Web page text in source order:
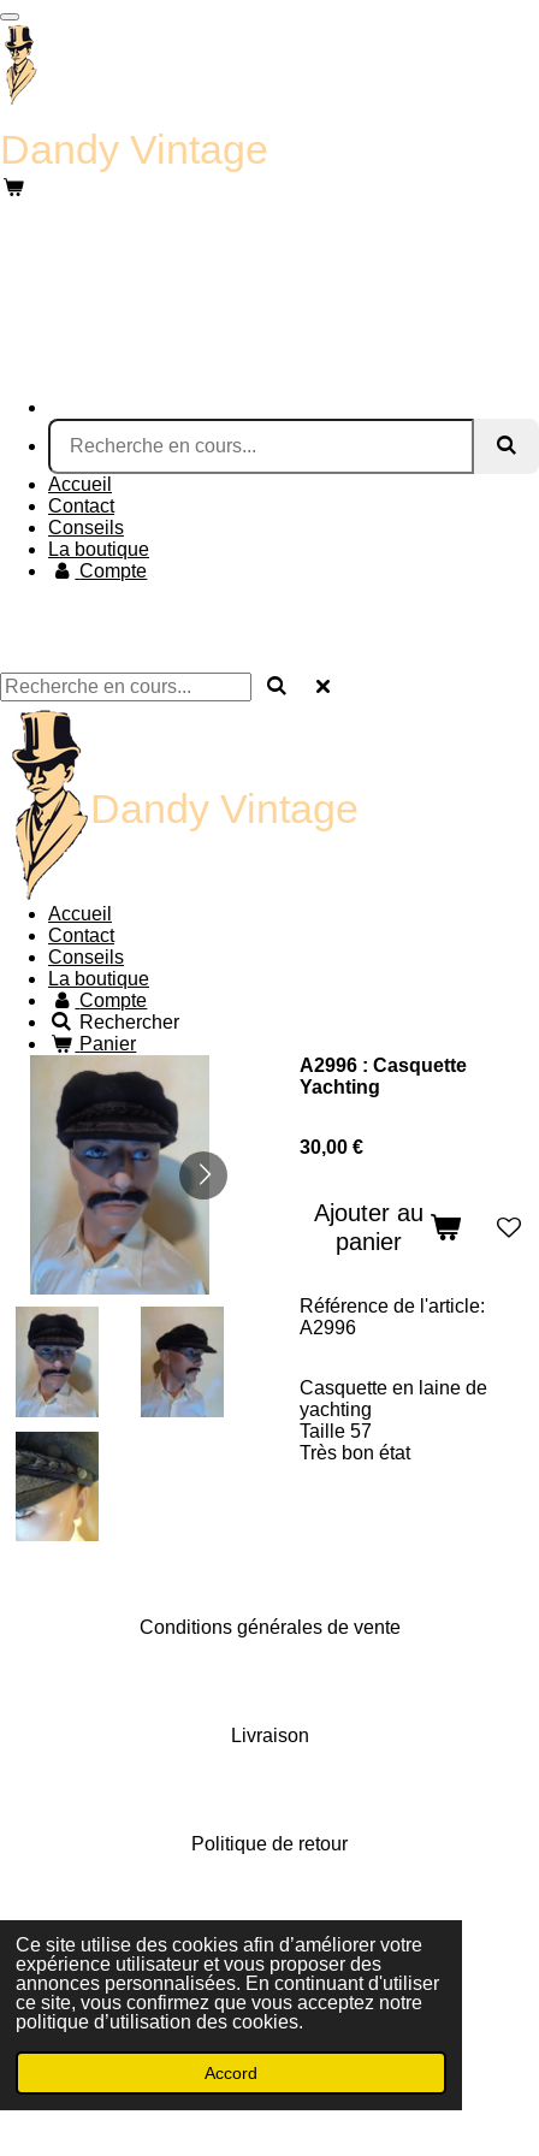
Ce site utilise des cookies afin d’améliorer votre
expérience utilisateur et vous proposer des
annonces personnalisées. En continuant d'utiliser
ce site, vous confirmez que vous acceptez notre
politique d’utilisation des cookies.
Accord
Passer
au
contenu
principal
Dandy Vintage
Accueil
Contact
Conseils
La boutique
Compte
Dandy Vintage
Accueil
Contact
Conseils
La boutique
Compte
Rechercher
Panier
A2996 : Casquette
Yachting
30,00 €
Ajouter au
panier
Référence de l'article:
A2996
Casquette en laine de
yachting
Taille 57
Très bon état
Conditions générales de vente
Livraison
Politique de retour
Contactez nous
© 2022 - 2026 dandy vintage boutique
Propulsé parWebador